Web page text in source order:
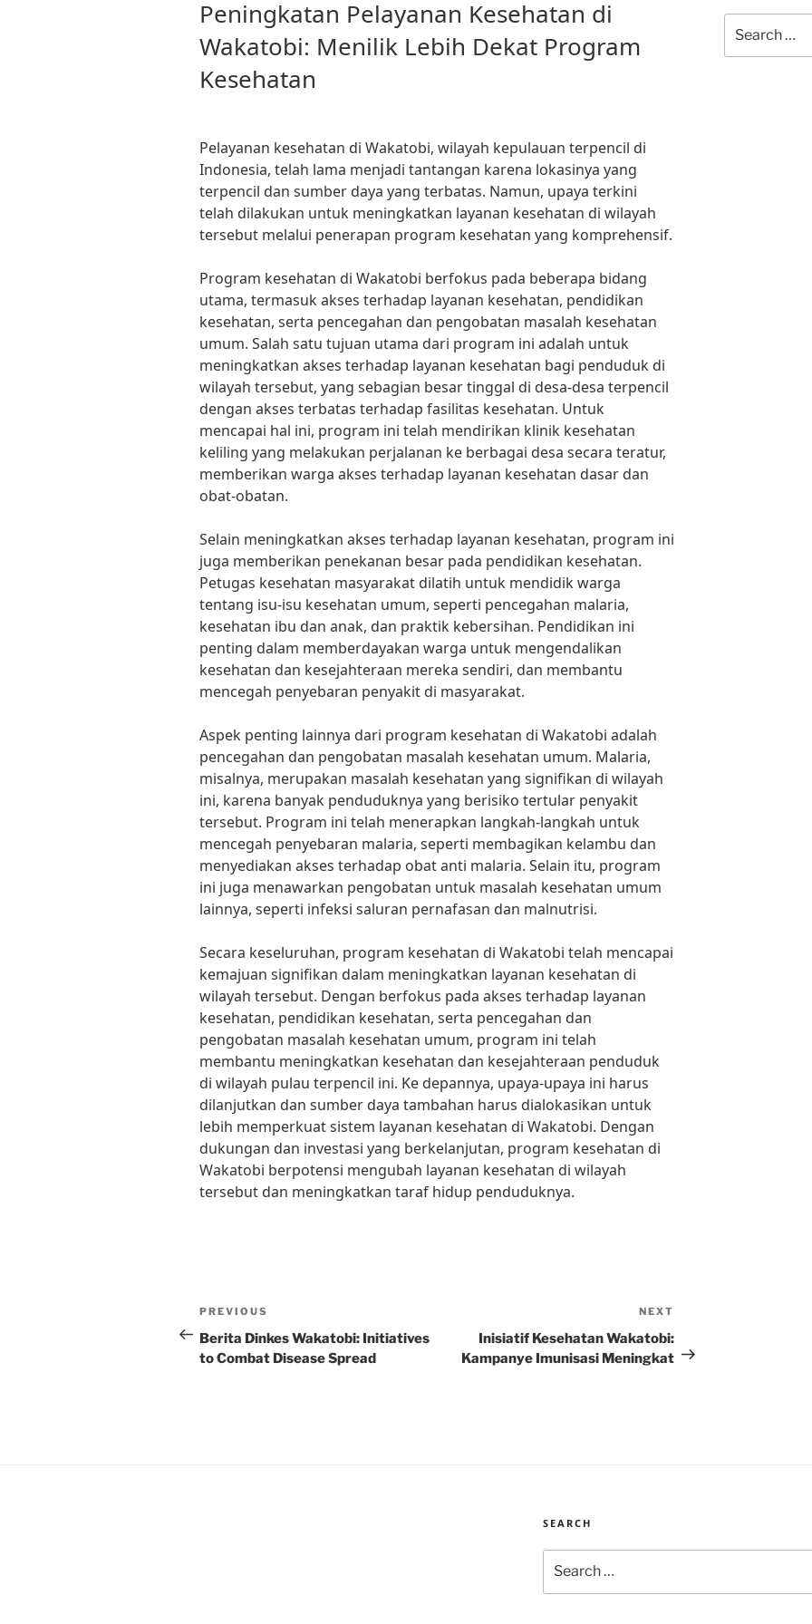
Peningkatan Pelayanan Kesehatan di
Wakatobi: Menilik Lebih Dekat Program
Kesehatan
Pelayanan kesehatan di Wakatobi, wilayah kepulauan terpencil di
Indonesia, telah lama menjadi tantangan karena lokasinya yang
terpencil dan sumber daya yang terbatas. Namun, upaya terkini
telah dilakukan untuk meningkatkan layanan kesehatan di wilayah
tersebut melalui penerapan program kesehatan yang komprehensif.
Program kesehatan di Wakatobi berfokus pada beberapa bidang
utama, termasuk akses terhadap layanan kesehatan, pendidikan
kesehatan, serta pencegahan dan pengobatan masalah kesehatan
umum. Salah satu tujuan utama dari program ini adalah untuk
meningkatkan akses terhadap layanan kesehatan bagi penduduk di
wilayah tersebut, yang sebagian besar tinggal di desa-desa terpencil
dengan akses terbatas terhadap fasilitas kesehatan. Untuk
mencapai hal ini, program ini telah mendirikan klinik kesehatan
keliling yang melakukan perjalanan ke berbagai desa secara teratur,
memberikan warga akses terhadap layanan kesehatan dasar dan
obat-obatan.
Selain meningkatkan akses terhadap layanan kesehatan, program ini
juga memberikan penekanan besar pada pendidikan kesehatan.
Petugas kesehatan masyarakat dilatih untuk mendidik warga
tentang isu-isu kesehatan umum, seperti pencegahan malaria,
kesehatan ibu dan anak, dan praktik kebersihan. Pendidikan ini
penting dalam memberdayakan warga untuk mengendalikan
kesehatan dan kesejahteraan mereka sendiri, dan membantu
mencegah penyebaran penyakit di masyarakat.
Aspek penting lainnya dari program kesehatan di Wakatobi adalah
pencegahan dan pengobatan masalah kesehatan umum. Malaria,
misalnya, merupakan masalah kesehatan yang signifikan di wilayah
ini, karena banyak penduduknya yang berisiko tertular penyakit
tersebut. Program ini telah menerapkan langkah-langkah untuk
mencegah penyebaran malaria, seperti membagikan kelambu dan
menyediakan akses terhadap obat anti malaria. Selain itu, program
ini juga menawarkan pengobatan untuk masalah kesehatan umum
lainnya, seperti infeksi saluran pernafasan dan malnutrisi.
Secara keseluruhan, program kesehatan di Wakatobi telah mencapai
kemajuan signifikan dalam meningkatkan layanan kesehatan di
wilayah tersebut. Dengan berfokus pada akses terhadap layanan
kesehatan, pendidikan kesehatan, serta pencegahan dan
pengobatan masalah kesehatan umum, program ini telah
membantu meningkatkan kesehatan dan kesejahteraan penduduk
di wilayah pulau terpencil ini. Ke depannya, upaya-upaya ini harus
dilanjutkan dan sumber daya tambahan harus dialokasikan untuk
lebih memperkuat sistem layanan kesehatan di Wakatobi. Dengan
dukungan dan investasi yang berkelanjutan, program kesehatan di
Wakatobi berpotensi mengubah layanan kesehatan di wilayah
tersebut dan meningkatkan taraf hidup penduduknya.
Post
navigation
Previous
Post
PREVIOUS
Berita Dinkes Wakatobi: Initiatives
to Combat Disease Spread
Post
NEXT
Inisiatif Kesehatan Wakatobi:
Kampanye Imunisasi Meningkat
for:
SEARCH
for: